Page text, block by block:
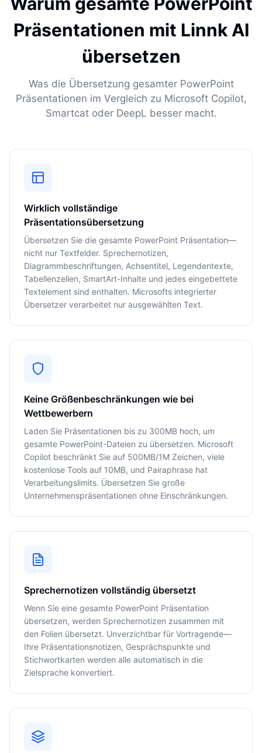
Präsentationen mit Linnk AI
übersetzen
Was die Übersetzung gesamter PowerPoint
Präsentationen im Vergleich zu Microsoft Copilot,
Smartcat oder DeepL besser macht.
Wirklich vollständige
Präsentationsübersetzung
Übersetzen Sie die gesamte PowerPoint Präsentation—
nicht nur Textfelder. Sprechernotizen,
Diagrammbeschriftungen, Achsentitel, Legendentexte,
Tabellenzellen, SmartArt-Inhalte und jedes eingebettete
Textelement sind enthalten. Microsofts integrierter
Übersetzer verarbeitet nur ausgewählten Text.
Keine Größenbeschränkungen wie bei
Wettbewerbern
Laden Sie Präsentationen bis zu 300MB hoch, um
gesamte PowerPoint-Dateien zu übersetzen. Microsoft
Copilot beschränkt Sie auf 500MB/1M Zeichen, viele
kostenlose Tools auf 10MB, und Pairaphrase hat
Verarbeitungslimits. Übersetzen Sie große
Unternehmenspräsentationen ohne Einschränkungen.
Sprechernotizen vollständig übersetzt
Wenn Sie eine gesamte PowerPoint Präsentation
übersetzen, werden Sprechernotizen zusammen mit
den Folien übersetzt. Unverzichtbar für Vortragende—
Ihre Präsentationsnotizen, Gesprächspunkte und
Stichwortkarten werden alle automatisch in die
Zielsprache konvertiert.